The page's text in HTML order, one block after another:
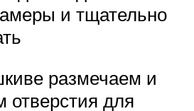
и тщательно
размечаем и
отверстия для